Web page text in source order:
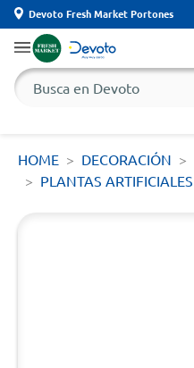
Devoto Fresh Market Portones
HOME DECORACIÓN
PLANTAS ARTIFICIALES